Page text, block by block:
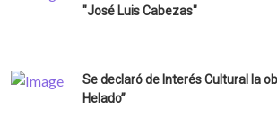
"José Luis Cabezas"
Se declaró de Interés Cultural la
Helado”